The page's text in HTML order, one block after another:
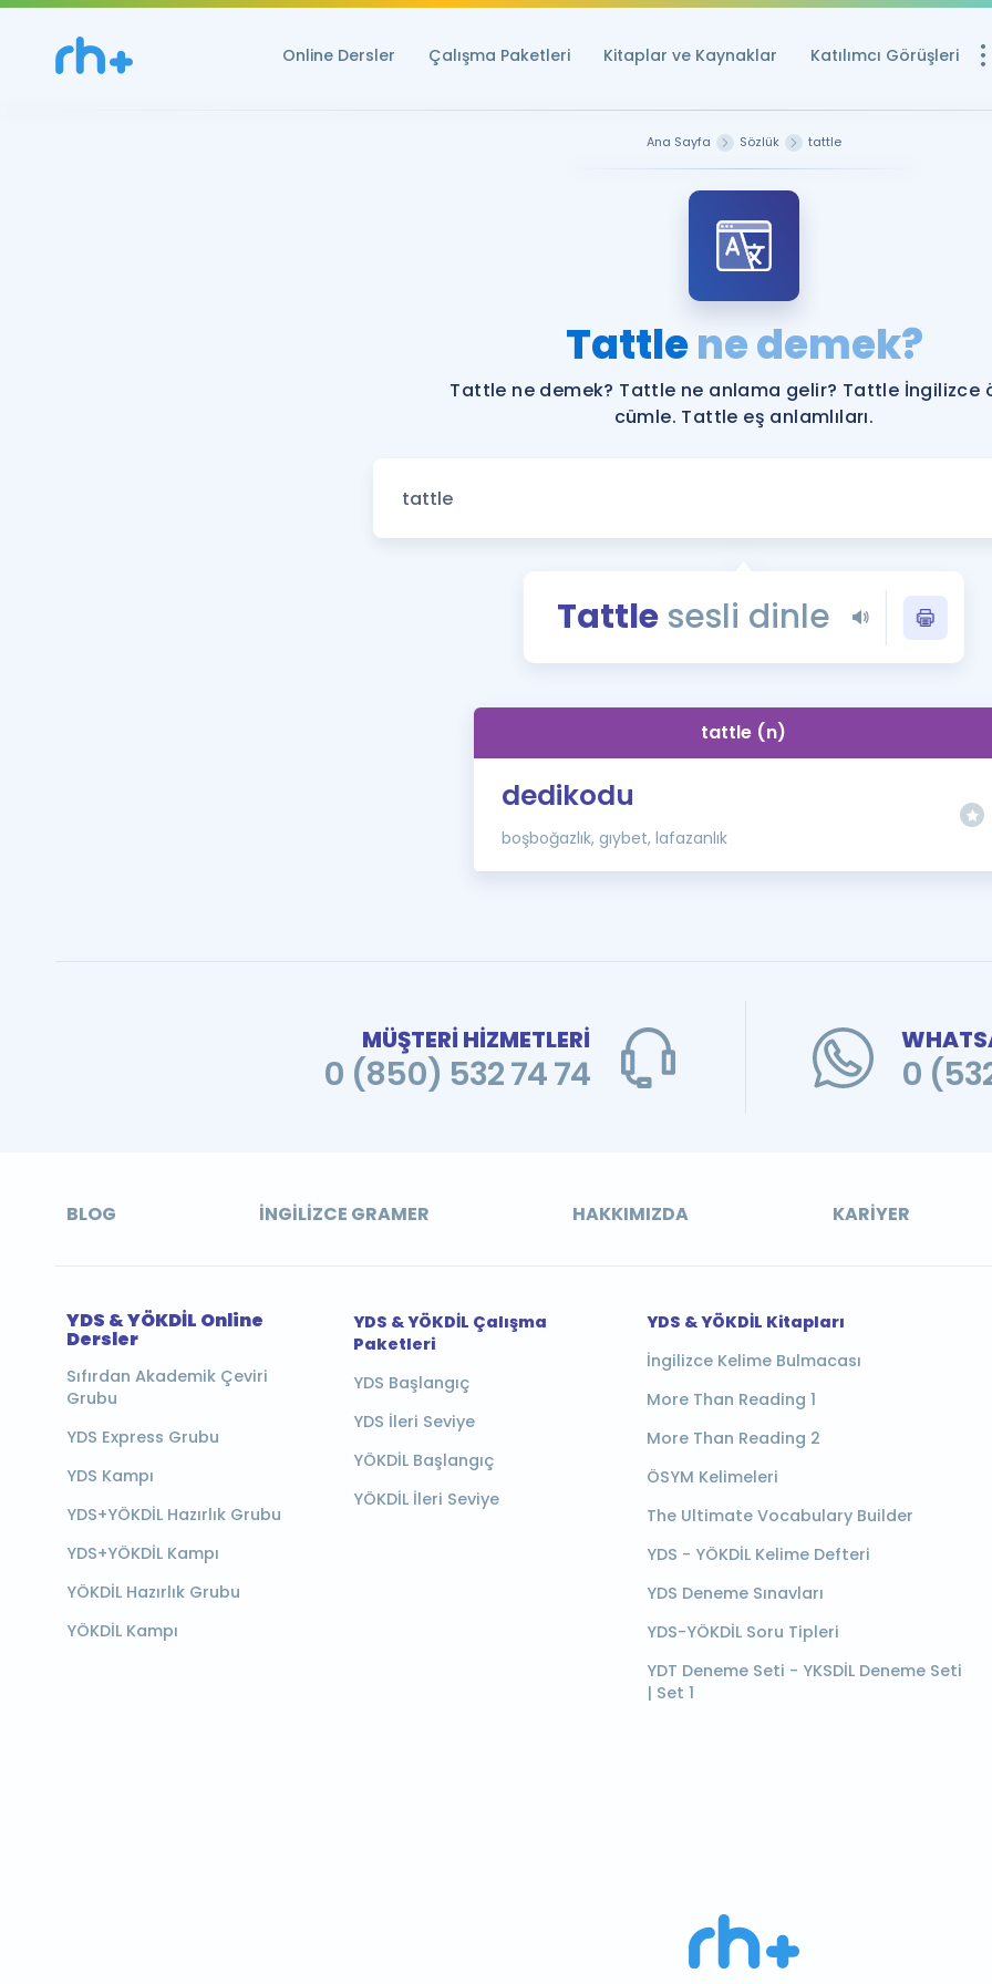
Online Dersler Çalışma Paketleri Kitaplar ve Kaynaklar Katılımcı Görüşleri
YDS ve YÖKDİL
Rehberlik Aracı
YDS ve YÖKDİL'e
Tüm ÖSYM
YDS - YÖKDİL
İngilizce Gramer
Ana Sayfa Sözlük tattle
Tattlene demek?
Tattle ne demek? Tattle ne anlama gelir? Tattle İngilizce
cümle. Tattle eş anlamlıları.
Tattlesesli dinle
tattle (n)
dedikodu
boşboğazlık, gıybet, lafazanlık
MÜŞTERİ HİZMETLERİ
0 (850) 532 74 74 0
BLOG İNGILIZCE GRAMER HAKKIMIZDA KARIYER
YDS & YÖKDİL Online
Dersler
Sıfırdan Akademik Çeviri
Grubu
YDS Express Grubu
YDS Kampı
YDS+YÖKDİL Hazırlık Grubu
YDS+YÖKDİL Kampı
YÖKDİL Hazırlık Grubu
YÖKDİL Kampı
YDS & YÖKDİL Çalışma
Paketleri
YDS Başlangıç
YDS İleri Seviye
YÖKDİL Başlangıç
YÖKDİL İleri Seviye
YDS & YÖKDİL Kitapları
İngilizce Kelime Bulmacası
More Than Reading 1
More Than Reading 2
ÖSYM Kelimeleri
The Ultimate Vocabulary Builder
YDS - YÖKDİL Kelime Defteri
YDS Deneme Sınavları
YDS-YÖKDİL Soru Tipleri
YDT Deneme Seti - YKSDİL Deneme Seti
| Set 1